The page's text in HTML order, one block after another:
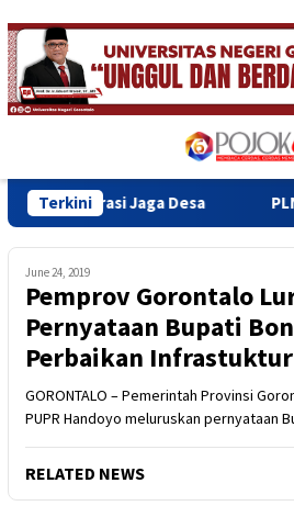
Skip
to
content
Menu
Terkini
Jaga Desa PLN Nusantara
June 24, 2019
Pemprov Gorontalo
Pernyataan Bupati
Perbaikan Infrastuktur
GORONTALO – Pemerintah Provinsi
PUPR Handoyo meluruskan pernyataan
RELATED NEWS